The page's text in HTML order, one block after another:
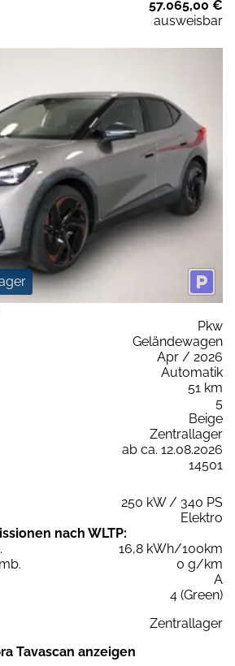
57.065,00 €
ausweisbar
Pkw
Geländewagen
Apr / 2026
Automatik
51 km
5
Beige
Zentrallager
ab ca. 12.08.2026
14501
250 kW / 340 PS
Elektro
nach WLTP:
16,8 kWh/100km
0 g/km
A
4 (Green)
Zentrallager
Tavascan anzeigen